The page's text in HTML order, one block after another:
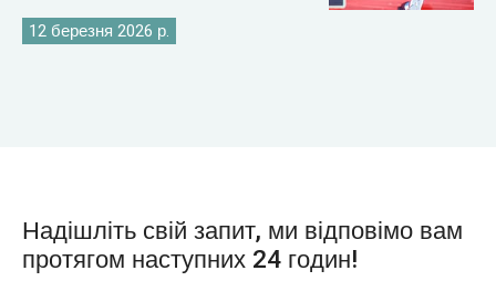
12 березня 2026 р.
Надішліть свій запит, ми відповімо вам
протягом наступних 24 годин!